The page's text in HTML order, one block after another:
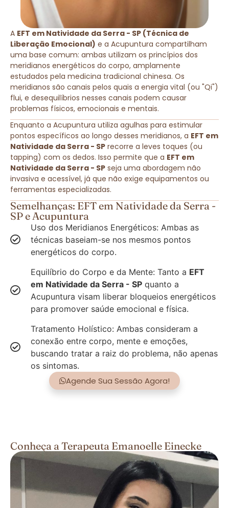
A EFT em Natividade da Serra - SP (Técnica de
Liberação Emocional) e a Acupuntura compartilham
uma base comum: ambas utilizam os princípios dos
meridianos energéticos do corpo, amplamente
estudados pela medicina tradicional chinesa. Os
meridianos são canais pelos quais a energia vital (ou "Qi")
flui, e desequilíbrios nesses canais podem causar
problemas físicos, emocionais e mentais.
Enquanto a Acupuntura utiliza agulhas para estimular
pontos específicos ao longo desses meridianos, a EFT em
Natividade da Serra - SP recorre a leves toques (ou
tapping) com os dedos. Isso permite que a EFT em
Natividade da Serra - SP seja uma abordagem não
invasiva e acessível, já que não exige equipamentos ou
ferramentas especializadas.
Semelhanças: EFT em Natividade da Serra -
SP e Acupuntura
Uso dos Meridianos Energéticos: Ambas as
técnicas baseiam-se nos mesmos pontos
energéticos do corpo.
Equilíbrio do Corpo e da Mente: Tanto a EFT
em Natividade da Serra - SP quanto a
Acupuntura visam liberar bloqueios energéticos
para promover saúde emocional e física.
Tratamento Holístico: Ambas consideram a
conexão entre corpo, mente e emoções,
buscando tratar a raiz do problema, não apenas
os sintomas.
Agende Sua Sessão Agora!
Conheça a Terapeuta Emanoelle Einecke